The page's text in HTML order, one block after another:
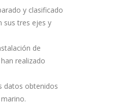
y clasificado
sus tres ejes y
de
realizado
datos obtenidos